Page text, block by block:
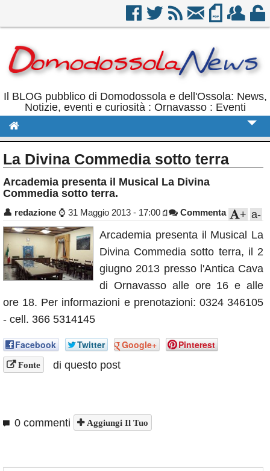
Il BLOG pubblico di Domodossola e dell'Ossola: News,
Notizie, eventi e curiosità : Ornavasso : Eventi
Politica
Sport
Eventi
Rubriche
Calendario
Annunci
La Divina Commedia sotto terra
Arcademia presenta il Musical La Divina
Commedia sotto terra.
👤 redazione ⌚ 31 Maggio 2013 - 17:00 Commenta a-
+
Arcademia presenta il Musical La
Divina Commedia sotto terra, il 2
giugno 2013 presso l'Antica Cava
di Ornavasso alle ore 16 e alle
ore 18. Per informazioni e prenotazioni: 0324 346105
- cell. 366 5314145
Facebook Twitter Google+ Pinterest
Fonte di questo post
0 commenti Aggiungi Il Tuo